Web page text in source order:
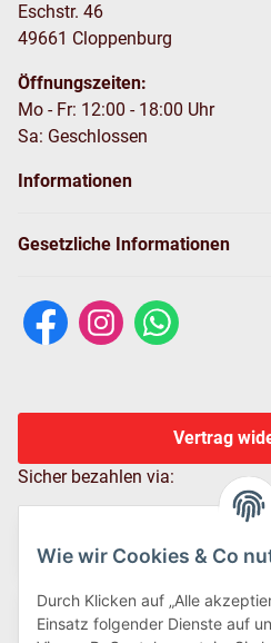
Wie wir Cookies & Co
Durch Klicken auf „Alle
Einsatz folgender Dienste auf
Eschstr. 46
49661 Cloppenburg
Öffnungszeiten:
Mo - Fr: 12:00 - 18:00 Uhr
Sa: Geschlossen
Informationen
Gesetzliche Informationen
Vertrag
Sicher bezahlen via: